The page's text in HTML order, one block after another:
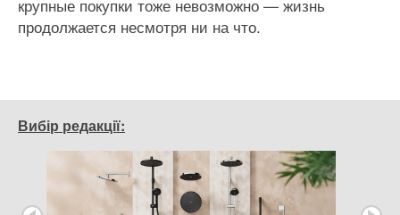
крупные покупки тоже невозможно — жизнь
продолжается несмотря ни на что.
Вибір редакції: